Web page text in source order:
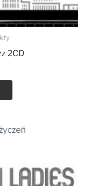
2CD